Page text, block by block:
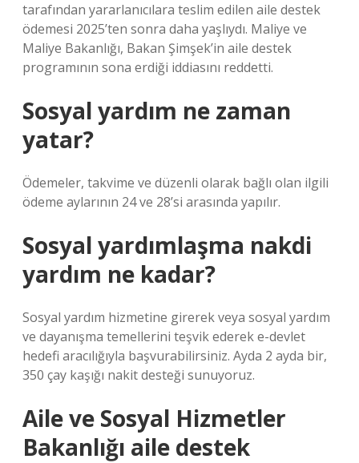
tarafından yararlanıcılara teslim edilen aile destek
ödemesi 2025’ten sonra daha yaşlıydı. Maliye ve
Maliye Bakanlığı, Bakan Şimşek’in aile destek
programının sona erdiği iddiasını reddetti.
Sosyal yardım ne zaman
yatar?
Ödemeler, takvime ve düzenli olarak bağlı olan ilgili
ödeme aylarının 24 ve 28’si arasında yapılır.
Sosyal yardımlaşma nakdi
yardım ne kadar?
Sosyal yardım hizmetine girerek veya sosyal yardım
ve dayanışma temellerini teşvik ederek e-devlet
hedefi aracılığıyla başvurabilirsiniz. Ayda 2 ayda bir,
350 çay kaşığı nakit desteği sunuyoruz.
Aile ve Sosyal Hizmetler
Bakanlığı aile destek